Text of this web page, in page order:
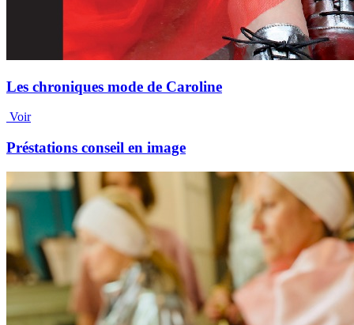
Les chroniques mode de Caroline
Voir
Préstations conseil en image